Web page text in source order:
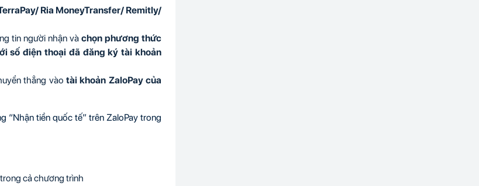
Ria MoneyTransfer/ Remitly/
tin người nhận và chọn phương thức
số điện thoại đã đăng ký tài khoản
thẳng vào tài khoản ZaloPay của
“Nhận tiền quốc tế” trên ZaloPay trong
cả chương trình